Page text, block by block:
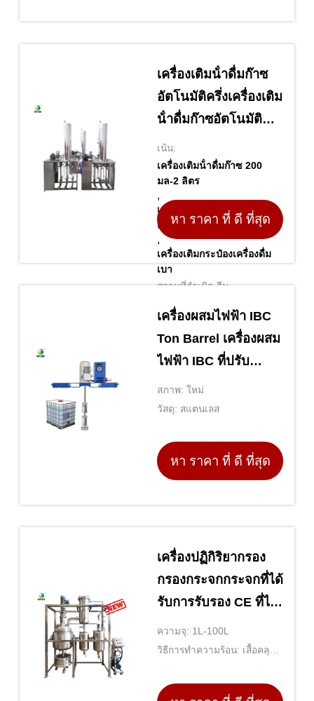
เครื่องเติมน้ําดื่มก๊าซ
อัตโนมัติครึ่งเครื่องเติม
น้ําดื่มก๊าซอัตโนมัติ
200ml-2L เครื่องเติม
น้ําดื่มน้ําอ่อน
เน้น:
เครื่องเติมน้ําดื่มก๊าซ 200
มล-2 ลิตร
,
เครื่องเติมน้ําดื่มที่มีก๊าซบอน
ครึ่งอัตโนมัติ
,
เครื่องเติมกระป๋องเครื่องดื่ม
เบา
สถานที่กำเนิด จีน
หา ราคา ที่ ดี ที่สุด
เครื่องผสมไฟฟ้า IBC
Ton Barrel เครื่องผสม
ไฟฟ้า IBC ที่ปรับ
ความเร็ว
สภาพ: ใหม่
วัสดุ: สแตนเลส
หา ราคา ที่ ดี ที่สุด
เครื่องปฏิกิริยากรอง
กรองกระจกกระจกที่ได้
รับการรับรอง CE ที่ได้
รับการปรับปรุงเพื่อ
ประสิทธิภาพที่ดีที่สุด
ความจุ: 1L-100L
วิธีการทำความร้อน: เสื้อคลุม